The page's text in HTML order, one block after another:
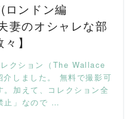
ンドン編
妻のオシャレな部
】
クション（The Wallace
しました。 無料で撮影可
加えて、コレクション全
止」なので …